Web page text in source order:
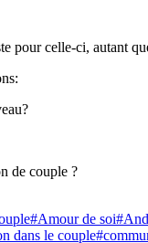
pour celle-ci, autant
de couple ?
#Amour de soi
dans le couple